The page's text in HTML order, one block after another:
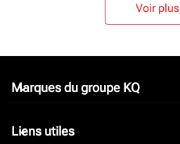
Voir plus
Marques du groupe KQ
keyboard_arrow_down
Liens utiles
keyboard_arrow_down